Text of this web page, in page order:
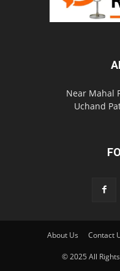
Near Mahal
Uchand
About Us Contact
© 2025 All